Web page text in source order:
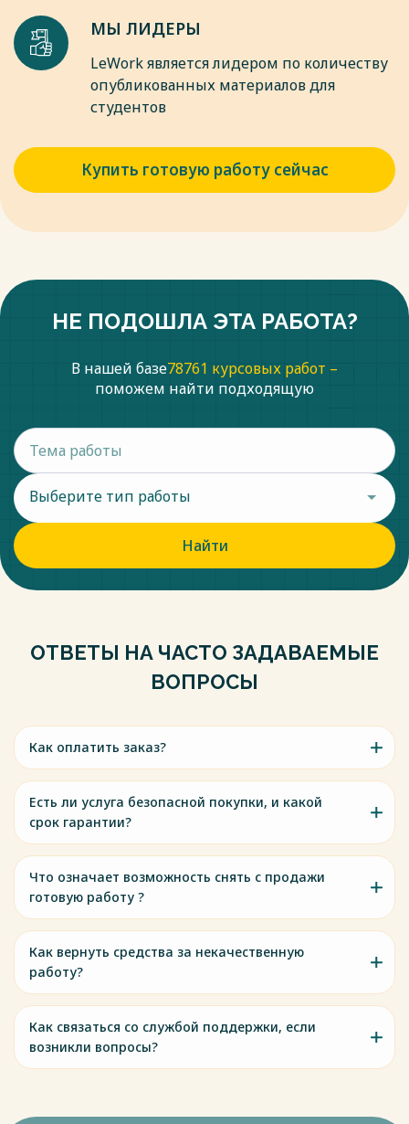
МЫ ЛИДЕРЫ
LeWork является лидером по количеству
опубликованных материалов для
студентов
Купить готовую работу сейчас
НЕ ПОДОШЛА ЭТА РАБОТА?
В нашей базе78761 курсовых работ –
поможем найти подходящую
Выберите тип работы
Найти
ОТВЕТЫ НА ЧАСТО ЗАДАВАЕМЫЕ
ВОПРОСЫ
Как оплатить заказ?
Есть ли услуга безопасной покупки, и какой
срок гарантии?
Что означает возможность снять с продажи
готовую работу ?
Как вернуть средства за некачественную
работу?
Как связаться со службой поддержки, если
возникли вопросы?